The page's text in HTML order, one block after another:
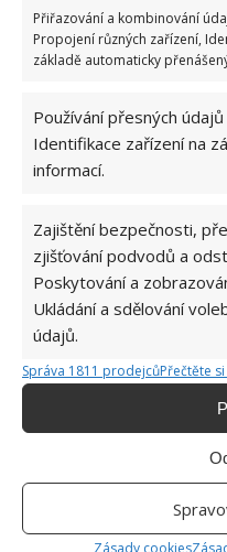
Přiřazování a kombinování
Propojení různých zařízení,
základě automaticky
Používání přesných
Identifikace zařízení na
informací.
Zajištění bezpečnosti,
zjišťování podvodů a
Poskytování a
Ukládání a sdělování
údajů.
Správa 1811 prodejcůPřečtěte
Zásady cookies
kontrolujte průběžně
mohli včas zasáhnout,
Zdroj:Zielona Interia